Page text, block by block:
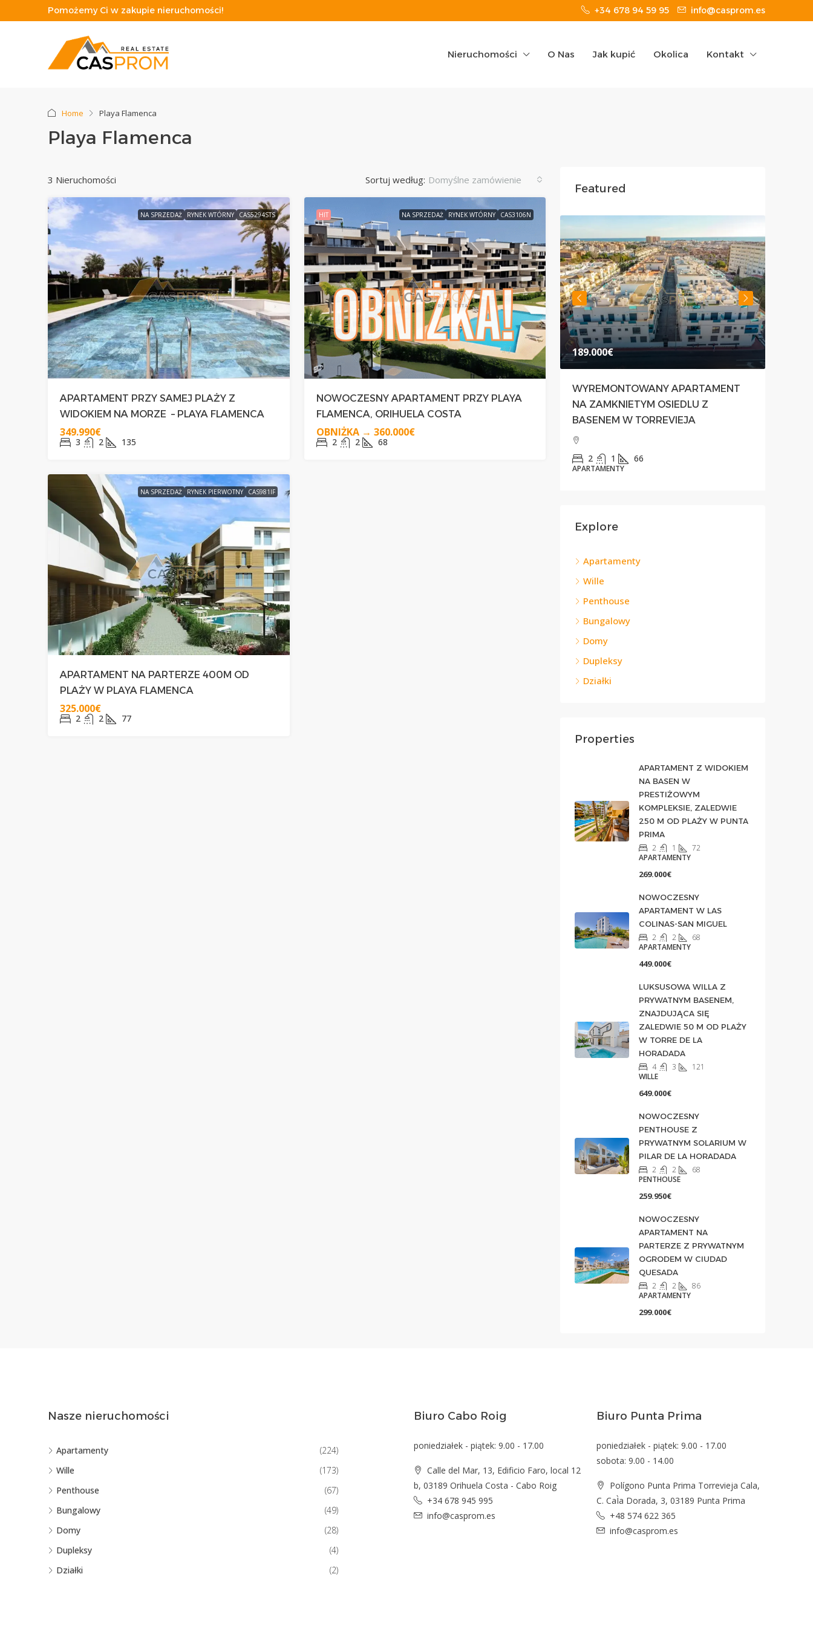
Pomożemy Ci w zakupie nieruchomości! +34 678 94 59 95 info@casprom.es
Nieruchomości O Nas Jak kupić Okolica Kontakt
Home Playa Flamenca
Playa Flamenca
3 Nieruchomości Sortuj według: Domyślne zamówienie
NA SPRZEDAŻ RYNEK WTÓRNY CAS5294STS
APARTAMENT PRZY SAMEJ PLAŻY Z
WIDOKIEM NA MORZE – PLAYA FLAMENCA
349.990€
3 2 135
HIT NA SPRZEDAŻ RYNEK WTÓRNY CAS3106N
NOWOCZESNY APARTAMENT PRZY PLAYA
FLAMENCA, ORIHUELA COSTA
OBNIŻKA → 360.000€
2 2 68
NA SPRZEDAŻ RYNEK PIERWOTNY CAS981IF
APARTAMENT NA PARTERZE 400M OD
PLAŻY W PLAYA FLAMENCA
325.000€
2 2 77
Featured
329.000€
PRZY PLAŻY CABO ROIG
290.000€
Z PRYWATNYM SOLARIUM W
ORIHUELA COSTA
189.000€
WYREMONTOWANY APARTAMENT
NA ZAMKNIETYM OSIEDLU Z
BASENEM W TORREVIEJA
2 1 66
APARTAMENTY
Explore
Apartamenty
Wille
Penthouse
Bungalowy
Domy
Dupleksy
Działki
Properties
APARTAMENT Z WIDOKIEM
NA BASEN W
PRESTIŻOWYM
KOMPLEKSIE, ZALEDWIE
250 M OD PLAŻY W PUNTA
PRIMA
2 1
72
APARTAMENTY
269.000€
NOWOCZESNY
APARTAMENT W LAS
COLINAS-SAN MIGUEL
2 2
68
APARTAMENTY
449.000€
LUKSUSOWA WILLA Z
PRYWATNYM BASENEM,
ZNAJDUJĄCA SIĘ
ZALEDWIE 50 M OD PLAŻY
W TORRE DE LA
HORADADA
4 3
121
WILLE
649.000€
NOWOCZESNY
PENTHOUSE Z
PRYWATNYM SOLARIUM W
PILAR DE LA HORADADA
2 2
68
PENTHOUSE
259.950€
NOWOCZESNY
APARTAMENT NA
PARTERZE Z PRYWATNYM
OGRODEM W CIUDAD
QUESADA
2 2
86
APARTAMENTY
299.000€
Nasze nieruchomości
Apartamenty
(224)
Wille
(173)
Penthouse
(67)
Bungalowy
(49)
Domy
(28)
Dupleksy
(4)
Działki
(2)
Biuro Cabo Roig
poniedziałek - piątek: 9.00 - 17.00
Calle del Mar, 13, Edificio Faro, local 12
b, 03189 Orihuela Costa - Cabo Roig
+34 678 945 995
info@casprom.es
Biuro Punta Prima
poniedziałek - piątek: 9.00 - 17.00
sobota: 9.00 - 14.00
Polígono Punta Prima Torrevieja Cala,
C. CaÌa Dorada, 3, 03189 Punta Prima
+48 574 622 365
info@casprom.es